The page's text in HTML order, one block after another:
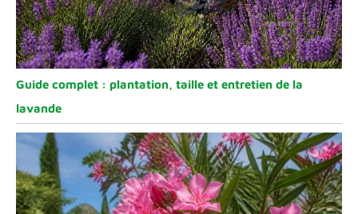
Guide complet : plantation, taille et entretien de la
lavande